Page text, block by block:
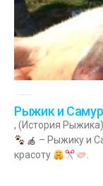
Рыжик и
, (История
– Рыжику и
красоту
.